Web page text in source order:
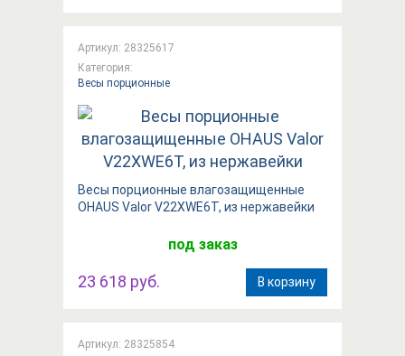
Артикул: 28325617
Категория:
Весы порционные
Весы порционные влагозащищенные
OHAUS Valor V22XWE6T, из нержавейки
под заказ
23 618 руб. В корзину
Артикул: 28325854